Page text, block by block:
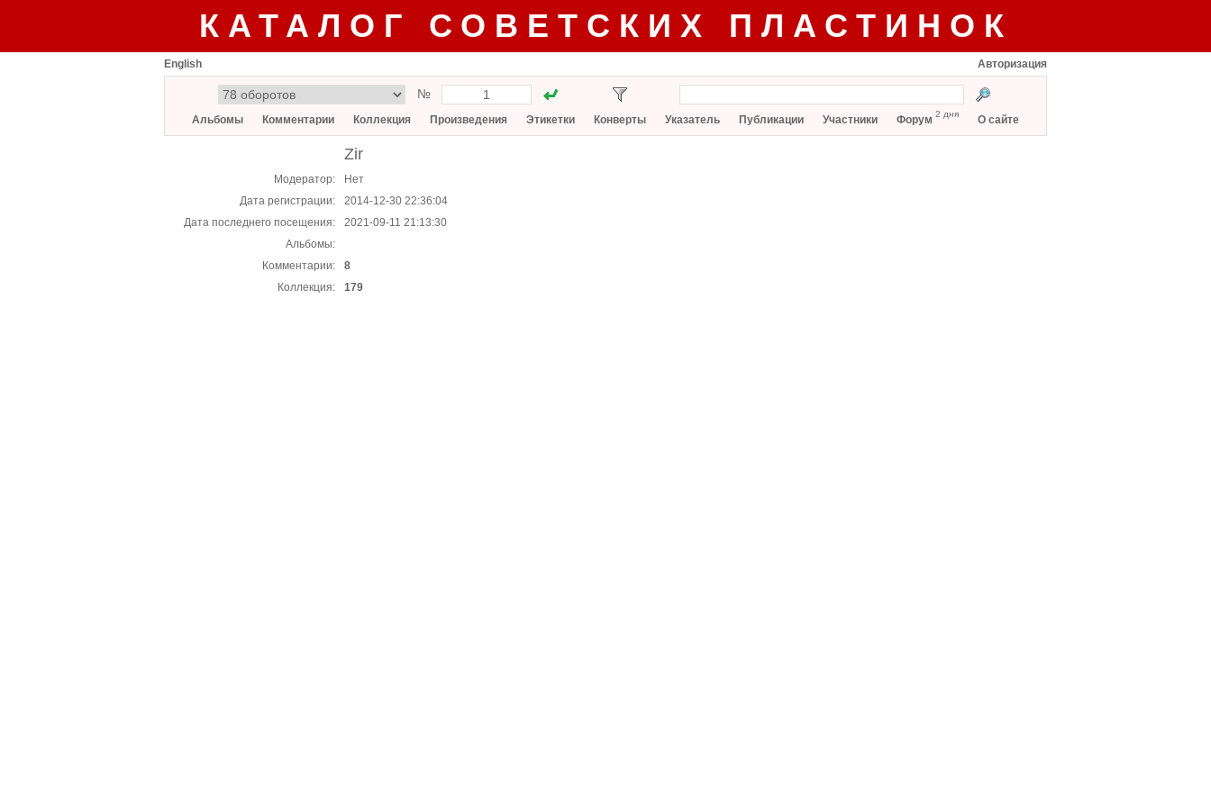
КАТАЛОГ СОВЕТСКИХ ПЛАСТИНОК
English Авторизация
№
Альбомы Комментарии Коллекция Произведения Этикетки Конверты Указатель Публикации Участники Форум 2 дня О сайте
Zir
Модератор:
Нет
Дата регистрации:
2014-12-30 22:36:04
Дата последнего посещения:
2021-09-11 21:13:30
Альбомы:
Комментарии:
8
Коллекция:
179